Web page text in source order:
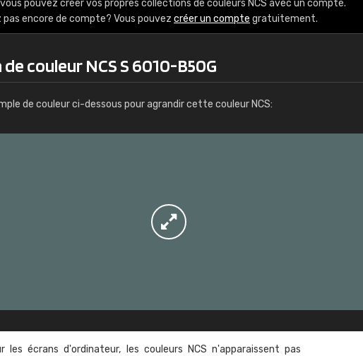
pouvez créer vos propres collections de couleurs NCS avec un compte.
pas encore de compte? Vous pouvez créer un compte gratuitement.
couleur NCS S 6010-B50G
de couleur ci-dessous pour agrandir cette couleur NCS:
les écrans d'ordinateur, les couleurs NCS n'apparaissent pas